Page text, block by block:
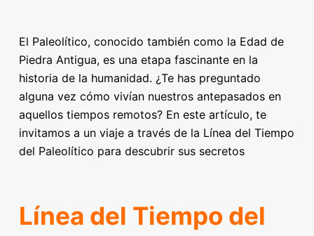
El Paleolítico, conocido también como la Edad de
Piedra Antigua, es una etapa fascinante en la
historia de la humanidad. ¿Te has preguntado
alguna vez cómo vivían nuestros antepasados en
aquellos tiempos remotos? En este artículo, te
invitamos a un viaje a través de la Línea del Tiempo
del Paleolítico para descubrir sus secretos
Línea del Tiempo del